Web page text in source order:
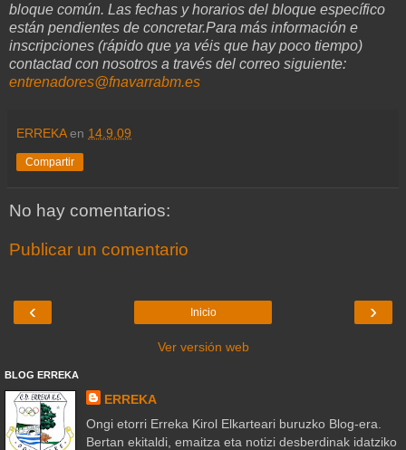
bloque común. Las fechas y horarios del bloque específico
están pendientes de concretar.Para más información e
inscripciones (rápido que ya véis que hay poco tiempo)
contactad con nosotros a través del correo siguiente:
entrenadores@fnavarrabm.es
ERREKA en 14.9.09
Compartir
No hay comentarios:
Publicar un comentario
‹ ›
Inicio
Ver versión web
BLOG ERREKA
ERREKA
Ongi etorri Erreka Kirol Elkarteari buruzko Blog-era.
Bertan ekitaldi, emaitza eta notizi desberdinak idatziko